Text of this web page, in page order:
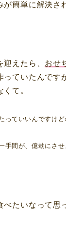
が簡単に解決さ
えたら、 おせ
っていたんです
て。
っていいんですけど
手間が、億劫にさせ
べたいなって思